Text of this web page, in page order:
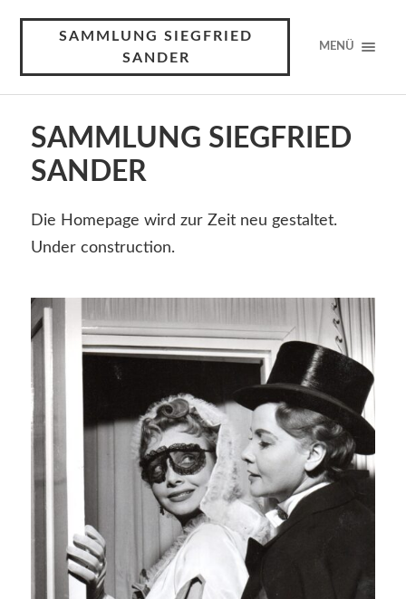
SAMMLUNG SIEGFRIED
SANDER
MENÜ
SAMMLUNG SIEGFRIED
SANDER
Die Homepage wird zur Zeit neu gestaltet.
Under construction.